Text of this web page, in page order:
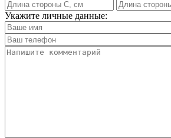
Укажите личные данные: